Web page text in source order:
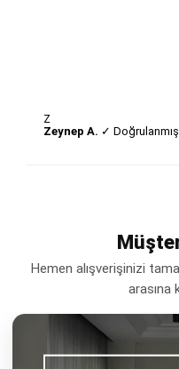
Z
Zeynep A. ✓
Hemen alışverişinizi
arasına